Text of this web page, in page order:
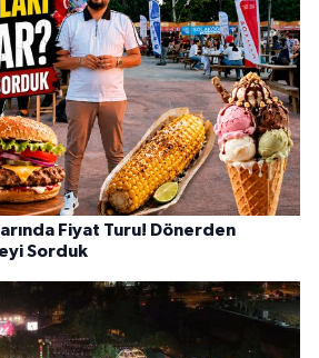
Fiyat Turu! Dönerden
Sorduk